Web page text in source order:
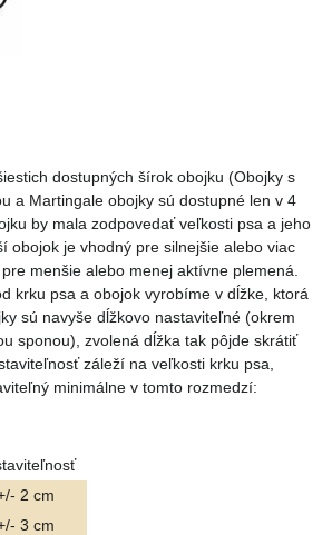
dostupných šírok obojku (Obojky s
a Martingale obojky sú dostupné len v 4
by mala zodpovedať veľkosti psa a jeho
obojok je vhodný pre silnejšie alebo viac
menšie alebo menej aktívne plemená.
krku psa a obojok vyrobíme v dĺžke, ktorá
sú navyše dĺžkovo nastaviteľné (okrem
sponou), zvolená dĺžka tak pôjde skrátiť
záleží na veľkosti krku psa,
minimálne v tomto rozmedzí:
2 cm
3 cm